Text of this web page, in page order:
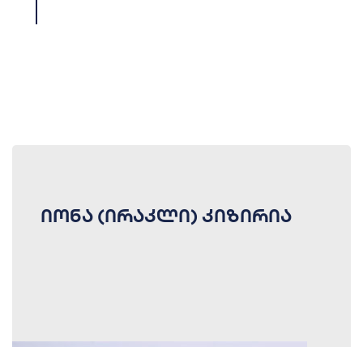
იონა (ირაკლი) კიზირია